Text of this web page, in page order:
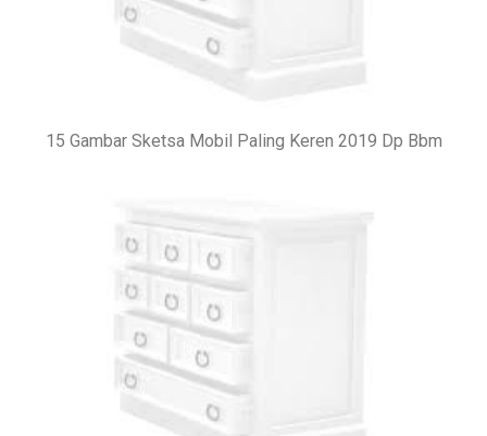
15 Gambar Sketsa Mobil Paling Keren 2019 Dp Bbm